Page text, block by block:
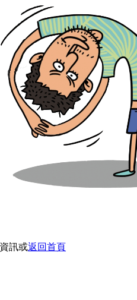
訊或返回首頁